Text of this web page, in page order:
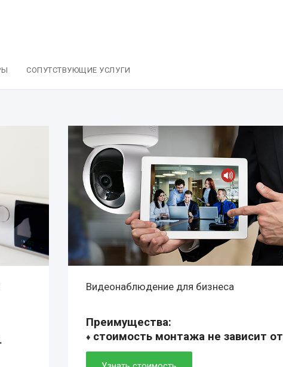
СОПУТСТВУЮЩИЕ УСЛУГИ
Видеонаблюдение для бизнеса
Преимущества:
♦ стоимость монтажа не зависит от
сложности установки